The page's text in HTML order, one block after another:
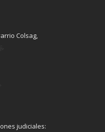
Colsag,
judiciales: